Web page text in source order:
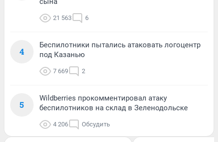
21 563 6
4
Беспилотники пытались атаковать логоцентр
под Казанью
7 669 2
5
Wildberries прокомментировал атаку
беспилотников на склад в Зеленодольске
4 206 Обсудить